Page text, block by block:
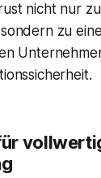
nicht nur
zu